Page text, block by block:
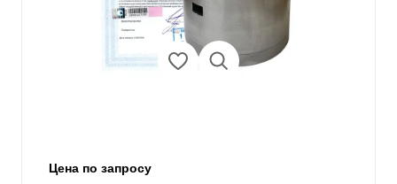
Цена по запросу